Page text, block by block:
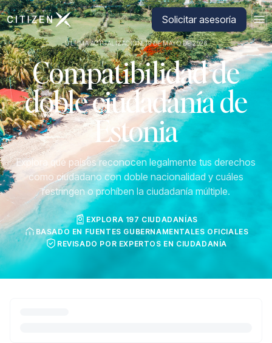
Ir a la página principal de CitizenX Solicitar asesoría
ÚLTIMA ACTUALIZACIÓN: 19 DE MAYO DE 2026
Compatibilidad de
doble ciudadanía de
Estonia
Explora qué países reconocen legalmente tus derechos
como ciudadano con doble nacionalidad y cuáles
restringen o prohíben la ciudadanía múltiple.
EXPLORA 197 CIUDADANÍAS
BASADO EN FUENTES GUBERNAMENTALES OFICIALES
REVISADO POR EXPERTOS EN CIUDADANÍA